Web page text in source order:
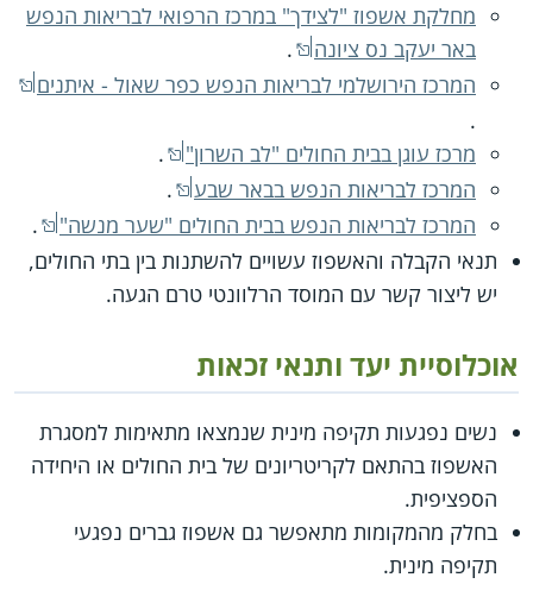
מחלקת אשפוז "לצידך" במרכז הרפואי לבריאות הנפש
באר יעקב נס ציונה
.
המרכז הירושלמי לבריאות הנפש כפר שאול - איתנים
.
מרכז עוגן בבית החולים "לב השרון"
.
המרכז לבריאות הנפש בבאר שבע
.
המרכז לבריאות הנפש בבית החולים "שער מנשה"
.
תנאי הקבלה והאשפוז עשויים להשתנות בין בתי החולים,
יש ליצור קשר עם המוסד הרלוונטי טרם הגעה.
אוכלוסיית יעד ותנאי זכאות
נשים נפגעות תקיפה מינית שנמצאו מתאימות למסגרת
האשפוז בהתאם לקריטריונים של בית החולים או היחידה
הספציפית.
בחלק מהמקומות מתאפשר גם אשפוז גברים נפגעי
תקיפה מינית.